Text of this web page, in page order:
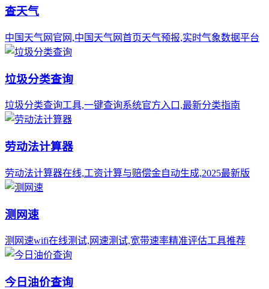
查天气
中国天气网官网,中国天气网首页天气预报,实时气象数据平台
垃圾分类查询
垃圾分类查询工具,一键查询系统官方入口,最新分类指南
劳动法计算器
劳动法计算器在线,工资计算与赔偿金自动生成,2025最新版
测网速
测网速wifi在线测试,网速测试,宽带速率精准评估工具推荐
今日油价查询